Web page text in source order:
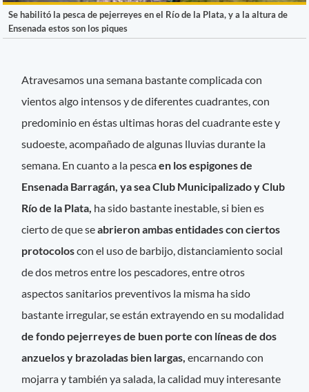
Se habilitó la pesca de pejerreyes en el Río de la Plata, y a la altura de
Ensenada estos son los piques
Atravesamos una semana bastante complicada con
vientos algo intensos y de diferentes cuadrantes, con
predominio en éstas ultimas horas del cuadrante este y
sudoeste, acompañado de algunas lluvias durante la
semana. En cuanto a la pescaen los espigones de
Ensenada Barragán, ya sea Club Municipalizado y Club
Río de la Plata, ha sido bastante inestable, si bien es
cierto de que seabrieron ambas entidades con ciertos
protocoloscon el uso de barbijo, distanciamiento social
de dos metros entre los pescadores, entre otros
aspectos sanitarios preventivos la misma ha sido
bastante irregular, se están extrayendo en su modalidad
de fondo pejerreyes de buen porte con líneas de dos
anzuelos y brazoladas bien largas, encarnando con
mojarra y también ya salada, la calidad muy interesante